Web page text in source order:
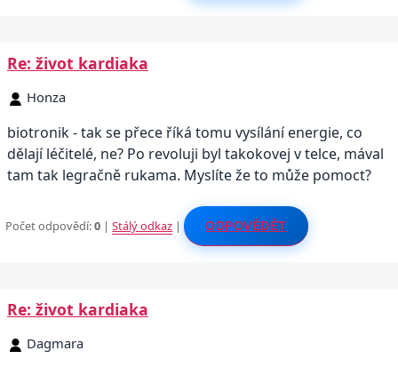
Re: život kardiaka
Honza
biotronik - tak se přece říká tomu vysílání energie, co
dělají léčitelé, ne? Po revoluji byl takokovej v telce, mával
tam tak legračně rukama. Myslíte že to může pomoct?
Počet odpovědí:0 |Stálý odkaz | ODPOVĚDĚT
Re: život kardiaka
Dagmara